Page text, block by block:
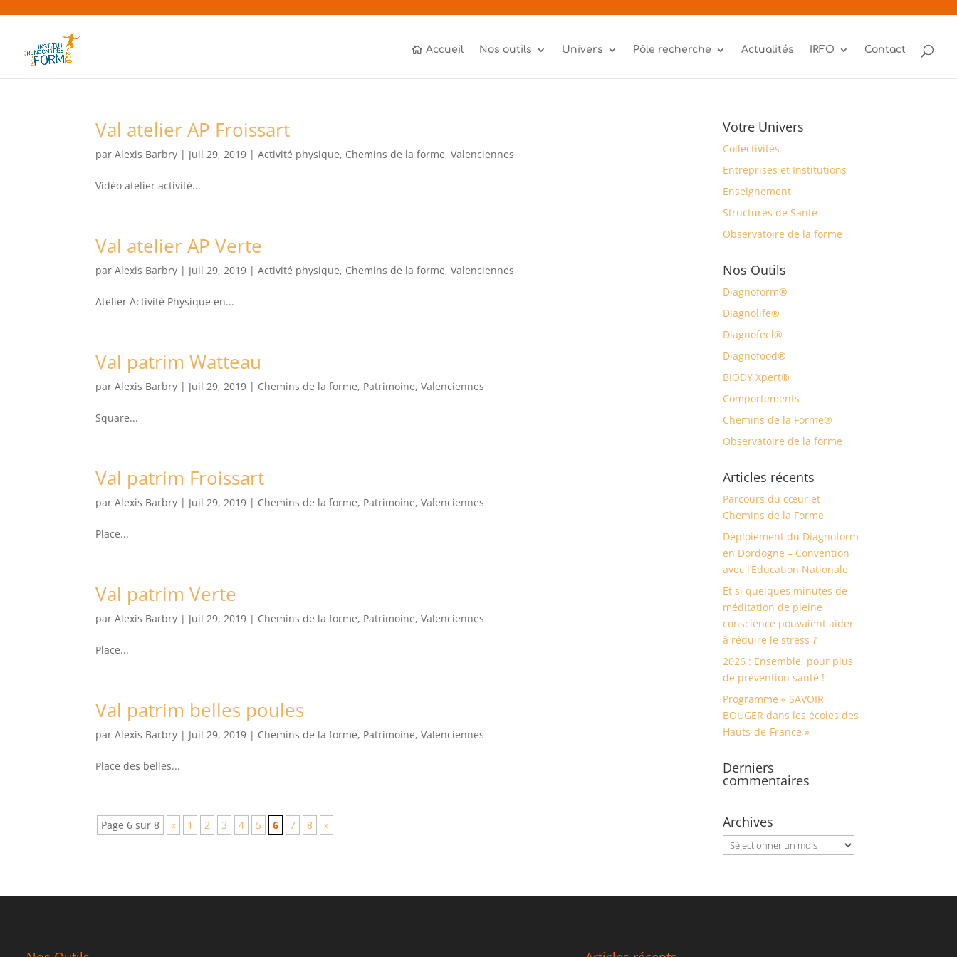
Accueil Nos outils Univers Pôle recherche Actualités IRFO Contact
Val atelier AP Froissart
parAlexis Barbry | Juil 29, 2019 |Activité physique, Chemins de la forme,Valenciennes
Vidéo atelier activité...
Val atelier AP Verte
parAlexis Barbry | Juil 29, 2019 |Activité physique, Chemins de la forme,Valenciennes
Atelier Activité Physique en...
Val patrim Watteau
parAlexis Barbry | Juil 29, 2019 | Chemins de la forme, Patrimoine,Valenciennes
Square...
Val patrim Froissart
parAlexis Barbry | Juil 29, 2019 | Chemins de la forme, Patrimoine,Valenciennes
Place...
Val patrim Verte
parAlexis Barbry | Juil 29, 2019 | Chemins de la forme, Patrimoine,Valenciennes
Place...
Val patrim belles poules
parAlexis Barbry | Juil 29, 2019 | Chemins de la forme, Patrimoine,Valenciennes
Place des belles...
Page 6 sur 8 « 1 2 3 4 5 6 7 8 »
Votre Univers
Collectivités
Entreprises et Institutions
Enseignement
Structures de Santé
Observatoire de la forme
Nos Outils
Diagnoform®
Diagnolife®
Diagnofeel®
Diagnofood®
BIODY Xpert®
Comportements
Chemins de la Forme®
Observatoire de la forme
Articles récents
Parcours du cœur et
Chemins de la Forme
Déploiement du Diagnoform
en Dordogne – Convention
avec l’Éducation Nationale
Et si quelques minutes de
méditation de pleine
conscience pouvaient aider
à réduire le stress ?
2026 : Ensemble, pour plus
de prévention santé !
Programme « SAVOIR
BOUGER dans les écoles des
Hauts-de-France »
Derniers
commentaires
Archives
Archives